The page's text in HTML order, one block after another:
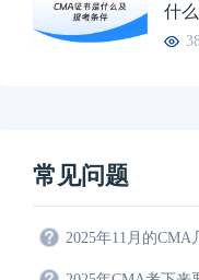
什么
常见问题
2025年11月的